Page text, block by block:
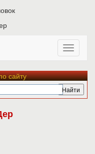
сайту